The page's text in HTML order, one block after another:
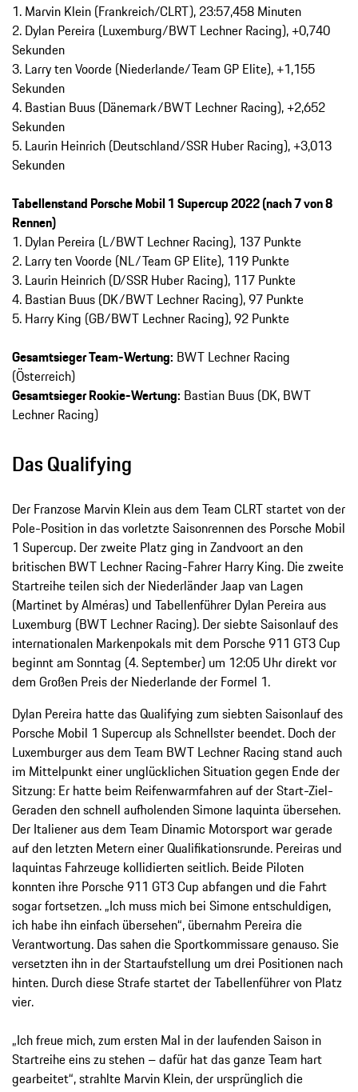
1. Marvin Klein (Frankreich/CLRT), 23:57,458 Minuten
2. Dylan Pereira (Luxemburg/BWT Lechner Racing), +0,740
Sekunden
3. Larry ten Voorde (Niederlande/Team GP Elite), +1,155
Sekunden
4. Bastian Buus (Dänemark/BWT Lechner Racing), +2,652
Sekunden
5. Laurin Heinrich (Deutschland/SSR Huber Racing), +3,013
Sekunden
Tabellenstand Porsche Mobil 1 Supercup 2022 (nach 7 von 8
Rennen)
1. Dylan Pereira (L/BWT Lechner Racing), 137 Punkte
2. Larry ten Voorde (NL/Team GP Elite), 119 Punkte
3. Laurin Heinrich (D/SSR Huber Racing), 117 Punkte
4. Bastian Buus (DK/BWT Lechner Racing), 97 Punkte
5. Harry King (GB/BWT Lechner Racing), 92 Punkte
Gesamtsieger Team-Wertung: BWT Lechner Racing
(Österreich)
Gesamtsieger Rookie-Wertung: Bastian Buus (DK, BWT
Lechner Racing)
Das Qualifying
Der Franzose Marvin Klein aus dem Team CLRT startet von der
Pole-Position in das vorletzte Saisonrennen des Porsche Mobil
1 Supercup. Der zweite Platz ging in Zandvoort an den
britischen BWT Lechner Racing-Fahrer Harry King. Die zweite
Startreihe teilen sich der Niederländer Jaap van Lagen
(Martinet by Alméras) und Tabellenführer Dylan Pereira aus
Luxemburg (BWT Lechner Racing). Der siebte Saisonlauf des
internationalen Markenpokals mit dem Porsche 911 GT3 Cup
beginnt am Sonntag (4. September) um 12:05 Uhr direkt vor
dem Großen Preis der Niederlande der Formel 1.
Dylan Pereira hatte das Qualifying zum siebten Saisonlauf des
Porsche Mobil 1 Supercup als Schnellster beendet. Doch der
Luxemburger aus dem Team BWT Lechner Racing stand auch
im Mittelpunkt einer unglücklichen Situation gegen Ende der
Sitzung: Er hatte beim Reifenwarmfahren auf der Start-Ziel-
Geraden den schnell aufholenden Simone Iaquinta übersehen.
Der Italiener aus dem Team Dinamic Motorsport war gerade
auf den letzten Metern einer Qualifikationsrunde. Pereiras und
Iaquintas Fahrzeuge kollidierten seitlich. Beide Piloten
konnten ihre Porsche 911 GT3 Cup abfangen und die Fahrt
sogar fortsetzen. „Ich muss mich bei Simone entschuldigen,
ich habe ihn einfach übersehen“, übernahm Pereira die
Verantwortung. Das sahen die Sportkommissare genauso. Sie
versetzten ihn in der Startaufstellung um drei Positionen nach
hinten. Durch diese Strafe startet der Tabellenführer von Platz
vier.
„Ich freue mich, zum ersten Mal in der laufenden Saison in
Startreihe eins zu stehen – dafür hat das ganze Team hart
gearbeitet“, strahlte Marvin Klein, der ursprünglich die